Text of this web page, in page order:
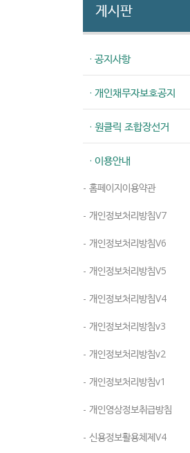
게시판
· 공지사항
· 개인채무자보호공지
· 원클릭 조합장선거
· 이용안내
- 홈페이지이용약관
- 개인정보처리방침V7
- 개인정보처리방침V6
- 개인정보처리방침V5
- 개인정보처리방침V4
- 개인정보처리방침v3
- 개인정보처리방침v2
- 개인정보처리방침v1
- 개인영상정보취급방침
- 신용정보활용체제V4